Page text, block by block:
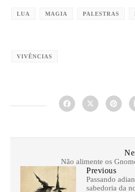
LUA MAGIA PALESTRAS
VIVÊNCIAS
Não alimente os
Previous
Passando
sabedoria da